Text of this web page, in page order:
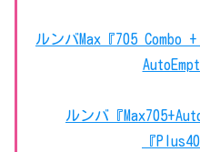
ルンバMax『705 Combo
ルンバ『
『